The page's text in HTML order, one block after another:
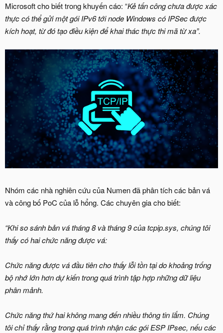
Microsoft cho biết trong khuyến cáo: “Kẻ tấn công chưa được xác
thực có thể gửi một gói IPv6 tớinode Windows có IPSec được
kích hoạt, từ đó tạo điều kiện để khai thác thực thi mã từ xa”.
Nhóm các nhà nghiên cứu của Numen đã phân tích các bản vá
và công bố PoC của lỗ hổng. Các chuyên gia cho biết:
“Khi so sánh bản vá tháng 8 và tháng 9 của tcpip.sys, chúng tôi
thấy có hai chức năng được vá:
Chức năng được vá đầu tiên cho thấy lỗi tồn tại do khoảng trống
bộ nhớ lớn hơn dự kiến trong quá trình tập hợp những dữ liệu
phân mảnh.
Chức năng thứ hai không mang đến nhiều thông tin lắm. Chúng
tôi chỉ thấy rằng trong quá trình nhận các gói ESP IPsec, nếu các